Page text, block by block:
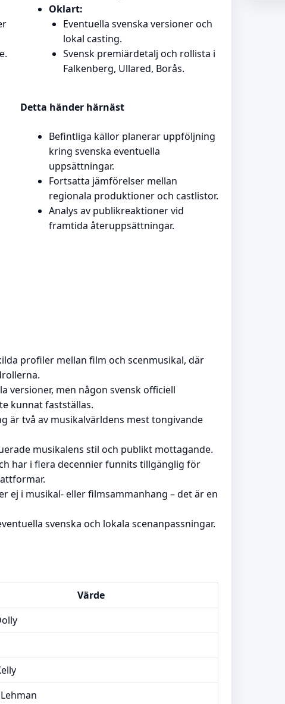
Oklart:
Eventuella svenska versioner och
lokal casting.
Svensk premiärdetalj och rollista i
Falkenberg, Ullared, Borås.
Detta händer härnäst
Befintliga källor planerar uppföljning
kring svenska eventuella
uppsättningar.
Fortsatta jämförelser mellan
regionala produktioner och castlistor.
Analys av publikreaktioner vid
framtida återuppsättningar.
profiler mellan film och scenmusikal, där
versioner, men någon svensk officiell
kunnat fastställas.
är två av musikalvärldens mest tongivande
musikalens stil och publikt mottagande.
har i flera decennier funnits tillgänglig för
ej i musikal- eller filmsammanhang – det är en
svenska och lokala scenanpassningar.
Värde